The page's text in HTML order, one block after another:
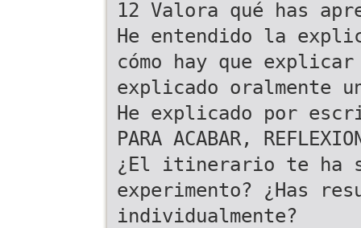
12 Valora qué has
He entendido la
cómo hay que
explicado oralmente
He explicado por
PARA ACABAR,
¿El itinerario te ha
experimento? ¿Has
individualmente?